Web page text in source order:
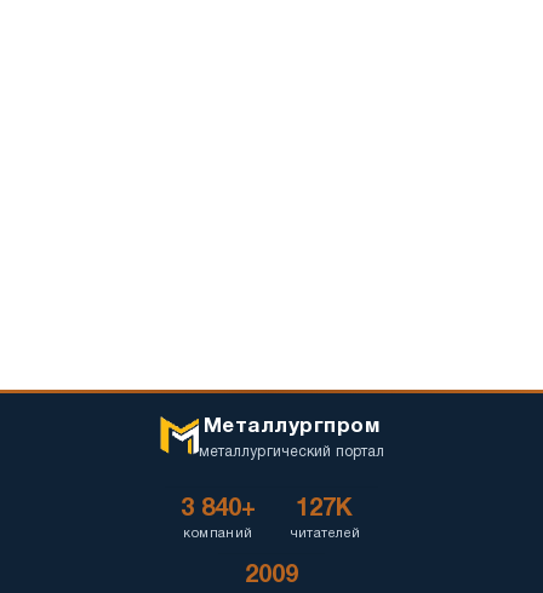
Металлургпром
металлургический портал
3 840+
компаний
127K
читателей
2009